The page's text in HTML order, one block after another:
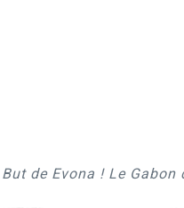
de Evona ! Le Gabon